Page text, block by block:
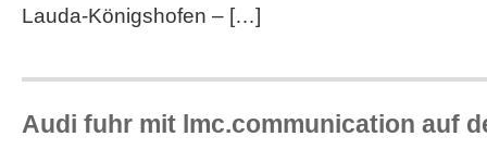
Lauda-Königshofen – […]
Audi fuhr mit lmc.communication auf